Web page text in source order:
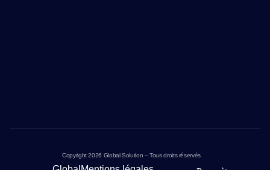
Copyright 2026 Global Solution – Tous droits réservés